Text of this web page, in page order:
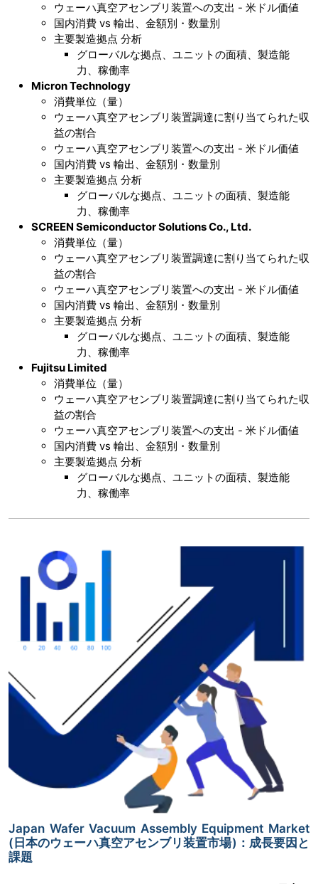
ウェーハ真空アセンブリ装置への支出 - 米ドル価値
国内消費 vs 輸出、金額別・数量別
主要製造拠点 分析
グローバルな拠点、ユニットの面積、製造能
力、稼働率
Micron Technology
消費単位（量）
ウェーハ真空アセンブリ装置調達に割り当てられた収
益の割合
ウェーハ真空アセンブリ装置への支出 - 米ドル価値
国内消費 vs 輸出、金額別・数量別
主要製造拠点 分析
グローバルな拠点、ユニットの面積、製造能
力、稼働率
SCREEN Semiconductor Solutions Co., Ltd.
消費単位（量）
ウェーハ真空アセンブリ装置調達に割り当てられた収
益の割合
ウェーハ真空アセンブリ装置への支出 - 米ドル価値
国内消費 vs 輸出、金額別・数量別
主要製造拠点 分析
グローバルな拠点、ユニットの面積、製造能
力、稼働率
Fujitsu Limited
消費単位（量）
ウェーハ真空アセンブリ装置調達に割り当てられた収
益の割合
ウェーハ真空アセンブリ装置への支出 - 米ドル価値
国内消費 vs 輸出、金額別・数量別
主要製造拠点 分析
グローバルな拠点、ユニットの面積、製造能
力、稼働率
Japan Wafer Vacuum Assembly Equipment Market
(日本のウェーハ真空アセンブリ装置市場)：成長要因と
課題